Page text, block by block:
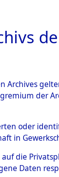
→
Archives
der
oder
in
die
Daten